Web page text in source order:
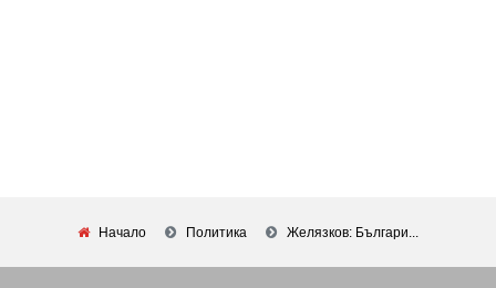
Начало Политика Желязков: Българи...